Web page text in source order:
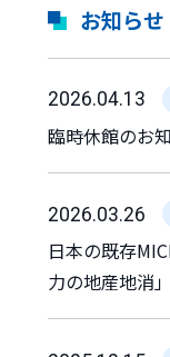
お知らせ
2026.04.13
臨時休館のお
2026.03.26
日本の既存
力の地産地消